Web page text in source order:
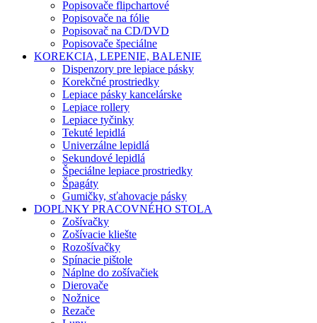
Popisovače flipchartové
Popisovače na fólie
Popisovač na CD/DVD
Popisovače špeciálne
KOREKCIA, LEPENIE, BALENIE
Dispenzory pre lepiace pásky
Korekčné prostriedky
Lepiace pásky kancelárske
Lepiace rollery
Lepiace tyčinky
Tekuté lepidlá
Univerzálne lepidlá
Sekundové lepidlá
Špeciálne lepiace prostriedky
Špagáty
Gumičky, sťahovacie pásky
DOPLNKY PRACOVNÉHO STOLA
Zošívačky
Zošívacie kliešte
Rozošívačky
Spínacie pištole
Náplne do zošívačiek
Dierovače
Nožnice
Rezače